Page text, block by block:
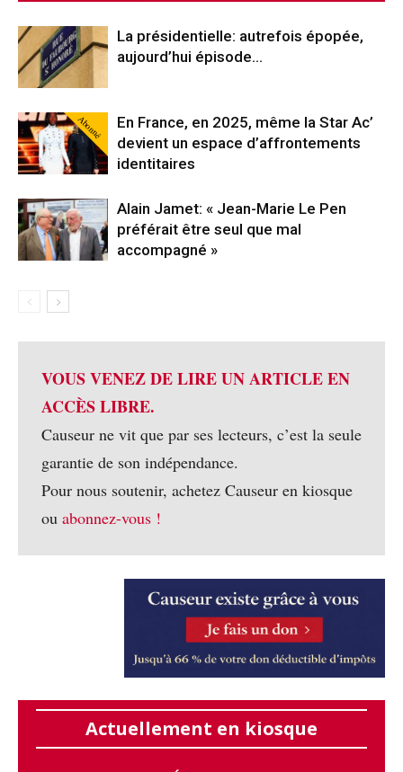
La présidentielle: autrefois épopée,
aujourd’hui épisode…
Abonné
En France, en 2025, même la Star Ac’
devient un espace d’affrontements
identitaires
Alain Jamet: « Jean-Marie Le Pen
préférait être seul que mal
accompagné »
VOUS VENEZ DE LIRE UN ARTICLE EN
ACCÈS LIBRE.
Causeur ne vit que par ses lecteurs, c’est la seule
garantie de son indépendance.
Pour nous soutenir, achetez Causeur en kiosque
ou abonnez-vous !
Actuellement en kiosque